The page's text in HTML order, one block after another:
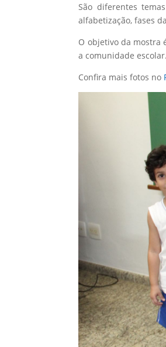
São diferentes
alfabetização, fases
O objetivo da mostra
a comunidade escolar.
Confira mais fotos no